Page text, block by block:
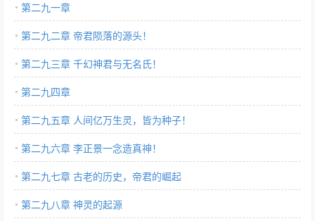
第二九一章
第二九二章 帝君陨落的源头！
第二九三章 千幻神君与无名氏！
第二九四章
第二九五章 人间亿万生灵，皆为种子！
第二九六章 李正景一念造真神！
第二九七章 古老的历史，帝君的崛起
第二九八章 神灵的起源